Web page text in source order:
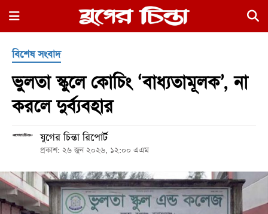
×
রাজনীতি
নগর
জুড়ে
বিশেষ সংবাদ
ভুলতা স্কুলে কোচিং ‘বাধ্যতামূলক’, না
করলে দুর্ব্যবহার
যুগের চিন্তা রিপোর্ট
প্রকাশ: ২৬ জুন ২০২৬, ১২:০০ এএম